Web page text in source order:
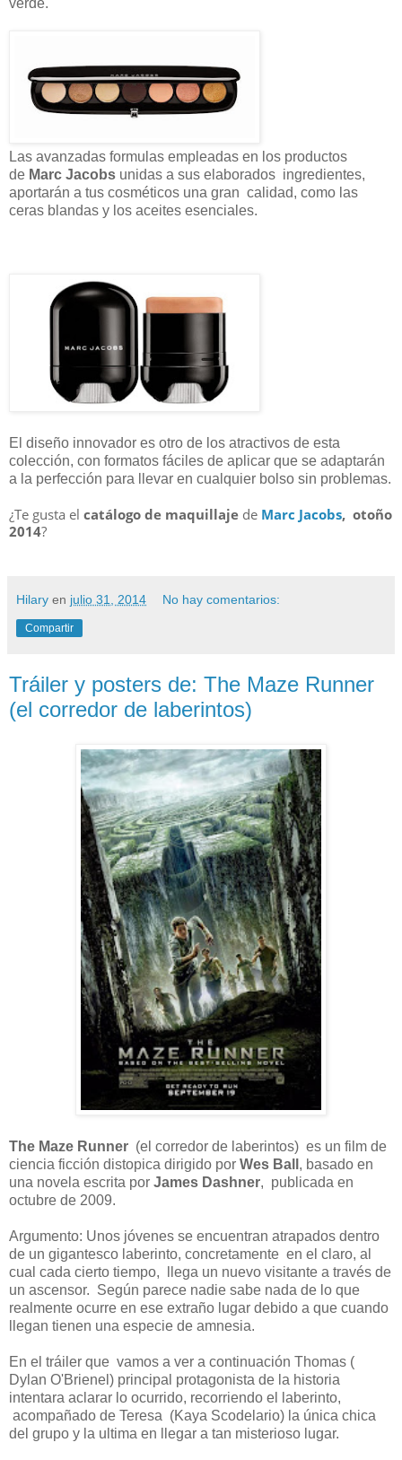
verde.
Las avanzadas formulas empleadas en los productos
de Marc Jacobs unidas a sus elaborados ingredientes,
aportarán a tus cosméticos una gran calidad, como las
ceras blandas y los aceites esenciales.
El diseño innovador es otro de los atractivos de esta
colección, con formatos fáciles de aplicar que se adaptarán
a la perfección para llevar en cualquier bolso sin problemas.
¿Te gusta el catálogo de maquillaje de Marc Jacobs, otoño
2014?
Hilary en julio 31, 2014 No hay comentarios:
Compartir
Tráiler y posters de: The Maze Runner
(el corredor de laberintos)
The Maze Runner (el corredor de laberintos) es un film de
ciencia ficción distopica dirigido por Wes Ball , basado en
una novela escrita por James Dashner, publicada en
octubre de 2009.
Argumento: Unos jóvenes se encuentran atrapados dentro
de un gigantesco laberinto, concretamente en el claro, al
cual cada cierto tiempo, llega un nuevo visitante a través de
un ascensor. Según parece nadie sabe nada de lo que
realmente ocurre en ese extraño lugar debido a que cuando
llegan tienen una especie de amnesia.
En el tráiler que vamos a ver a continuación Thomas (
Dylan O'Brienel) principal protagonista de la historia
intentara aclarar lo ocurrido, recorriendo el laberinto,
acompañado de Teresa (Kaya Scodelario) la única chica
del grupo y la ultima en llegar a tan misterioso lugar.